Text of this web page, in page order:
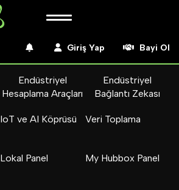
Giriş Yap Bayi Ol
Endüstriyel
Hesaplama Araçları
Endüstriyel
Bağlantı Zekası
IoT ve AI Köprüsü Veri Toplama
Lokal Panel My Hubbox Panel